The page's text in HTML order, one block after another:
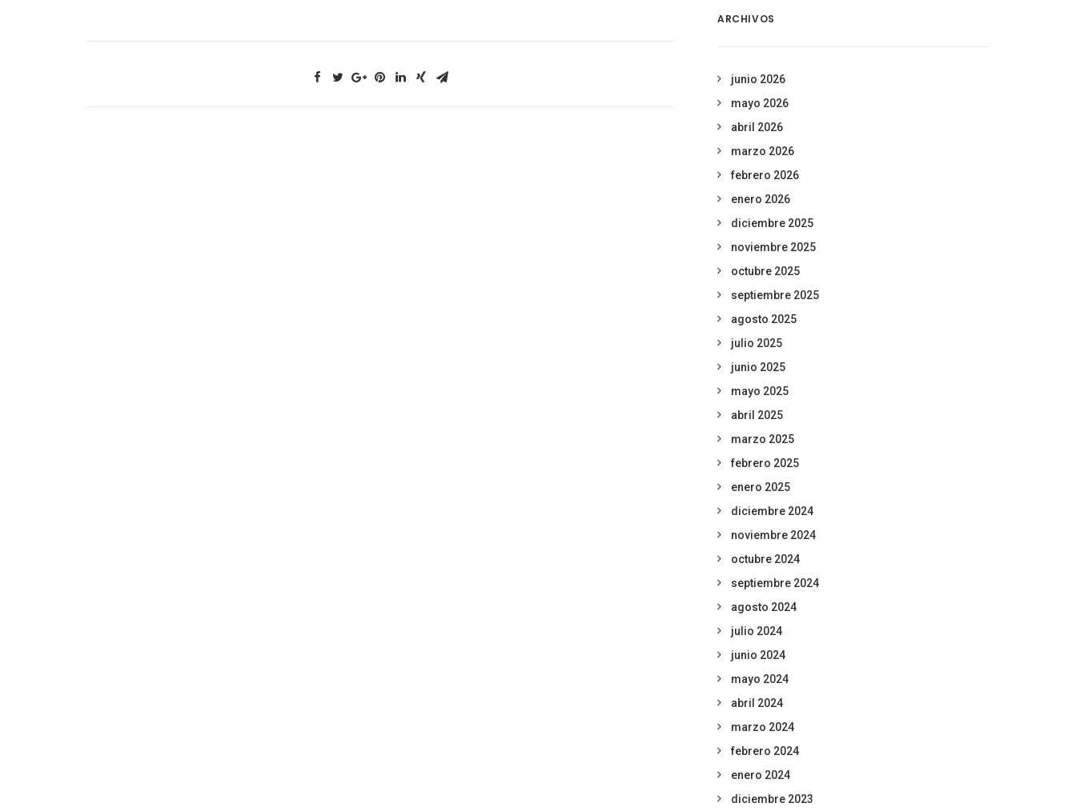
ARCHIVOS
junio 2026
mayo 2026
abril 2026
marzo 2026
febrero 2026
enero 2026
diciembre 2025
noviembre 2025
octubre 2025
septiembre 2025
agosto 2025
julio 2025
junio 2025
mayo 2025
abril 2025
marzo 2025
febrero 2025
enero 2025
diciembre 2024
noviembre 2024
octubre 2024
septiembre 2024
agosto 2024
julio 2024
junio 2024
mayo 2024
abril 2024
marzo 2024
febrero 2024
enero 2024
diciembre 2023